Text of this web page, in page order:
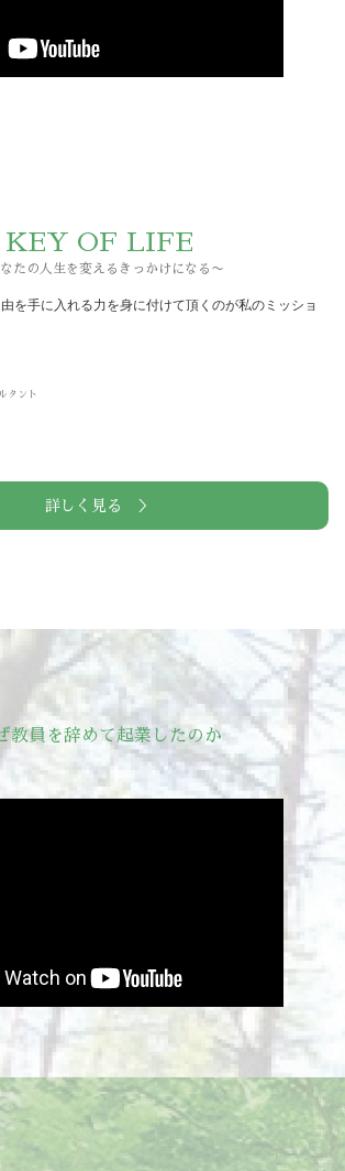
KEY OF LIFE
たの人生を変えるきっかけになる〜
を手に入れる力を身に付けて頂くのが私のミッショ
タント
詳しく見る ＞
教員を辞めて起業したのか